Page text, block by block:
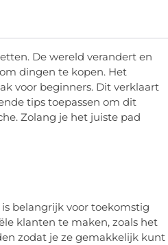
De wereld verandert en
dingen te kopen. Het
voor beginners. Dit verklaart
tips toepassen om dit
Zolang je het juiste pad
belangrijk voor toekomstig
klanten te maken, zoals het
zodat je ze gemakkelijk kunt